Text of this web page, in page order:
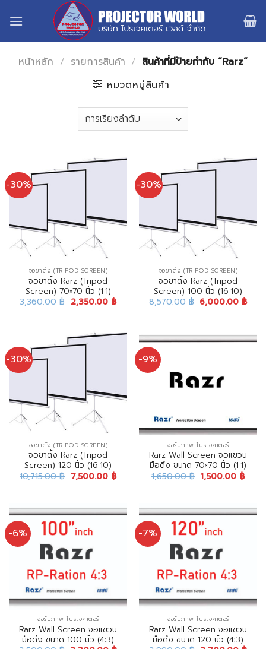
หน้าหลัก / รายการสินค้า / สินค้าที่มีป้ายกำกับ “Rarz”
หมวดหมู่สินค้า
-30%
จอขาตั้ง (TRIPOD SCREEN)
จอขาตั้ง Rarz (Tripod
Screen) 70×70 นิ้ว (1:1)
3,360.00฿ 2,350.00 ฿
-30%
จอขาตั้ง (TRIPOD SCREEN)
จอขาตั้ง Rarz (Tripod
Screen) 100 นิ้ว (16:10)
8,570.00฿ 6,000.00 ฿
-30%
จอขาตั้ง (TRIPOD SCREEN)
จอขาตั้ง Rarz (Tripod
Screen) 120 นิ้ว (16:10)
10,715.00฿ 7,500.00 ฿
-9%
จอรับภาพ โปรเจคเตอร์
Rarz Wall Screen จอแขวน
มือดึง ขนาด 70×70 นิ้ว (1:1)
1,650.00฿ 1,500.00 ฿
-6%
จอรับภาพ โปรเจคเตอร์
Rarz Wall Screen จอแขวน
มือดึง ขนาด 100 นิ้ว (4:3)
-7%
จอรับภาพ โปรเจคเตอร์
Rarz Wall Screen จอแขวน
มือดึง ขนาด 120 นิ้ว (4:3)